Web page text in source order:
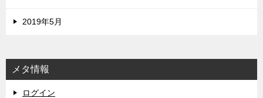
2019年5月
メタ情報
ログイン